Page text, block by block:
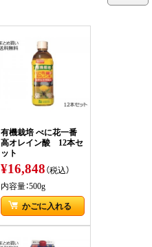
有機栽培 べに花一番
高オレイン酸 12本セ
ット
¥16,848（税込）
内容量：500g
かごに入れる